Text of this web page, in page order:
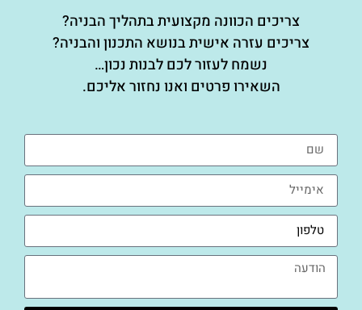
צריכים הכוונה מקצועית בתהליך הבניה?
צריכים עזרה אישית בנושא התכנון והבניה?
נשמח לעזור לכם לבנות נכון…
השאירו פרטים ואנו נחזור אליכם.